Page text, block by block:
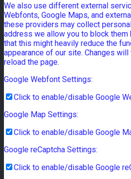
We also use different external
Webfonts, Google Maps, and
these providers may collect
address we allow you to block them
that this might heavily reduce the
appearance of our site. Changes
reload the page.
Google Webfont Settings:
Click to enable/disable Google
Google Map Settings:
Click to enable/disable Google
Google reCaptcha Settings:
Click to enable/disable Google